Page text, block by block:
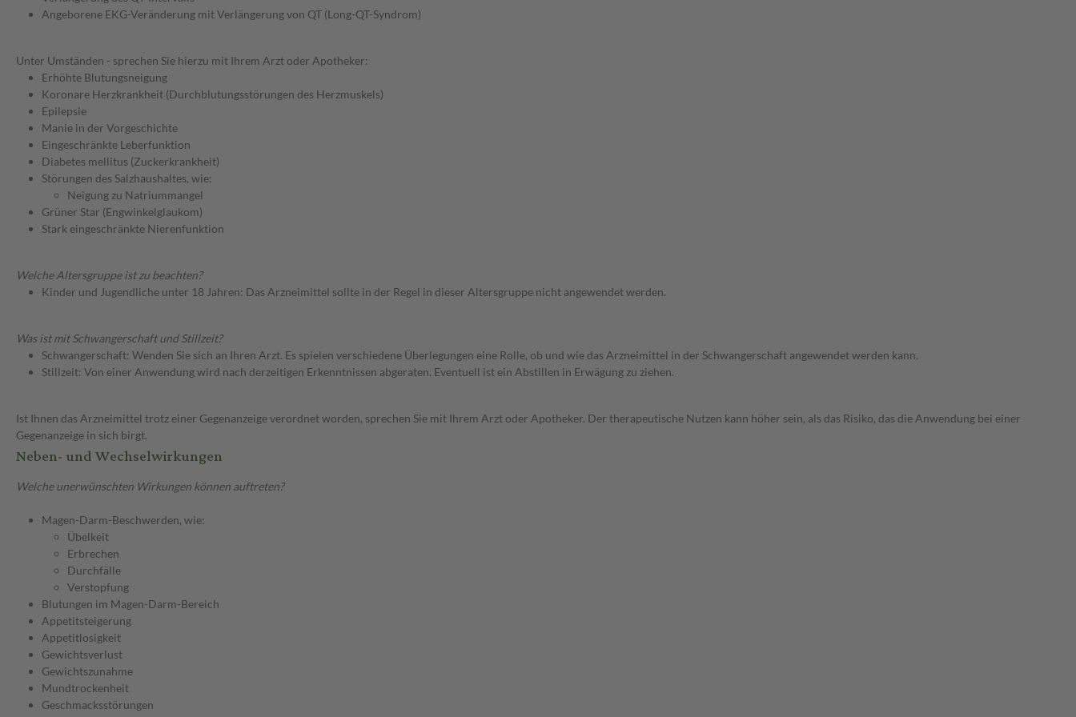
Angeborene EKG-Veränderung mit Verlängerung von QT (Long-QT-Syndrom)
Unter Umständen - sprechen Sie hierzu mit Ihrem Arzt oder Apotheker:
Erhöhte Blutungsneigung
Koronare Herzkrankheit (Durchblutungsstörungen des Herzmuskels)
Epilepsie
Manie in der Vorgeschichte
Eingeschränkte Leberfunktion
Diabetes mellitus (Zuckerkrankheit)
Störungen des Salzhaushaltes, wie:
Neigung zu Natriummangel
Grüner Star (Engwinkelglaukom)
Stark eingeschränkte Nierenfunktion
Welche Altersgruppe ist zu beachten?
Kinder und Jugendliche unter 18 Jahren: Das Arzneimittel sollte in der Regel in dieser Altersgruppe nicht angewendet werden.
Was ist mit Schwangerschaft und Stillzeit?
Schwangerschaft: Wenden Sie sich an Ihren Arzt. Es spielen verschiedene Überlegungen eine Rolle, ob und wie das Arzneimittel in der Schwangerschaft angewendet werden kann.
Stillzeit: Von einer Anwendung wird nach derzeitigen Erkenntnissen abgeraten. Eventuell ist ein Abstillen in Erwägung zu ziehen.
Ist Ihnen das Arzneimittel trotz einer Gegenanzeige verordnet worden, sprechen Sie mit Ihrem Arzt oder Apotheker. Der therapeutische Nutzen kann höher sein, als das Risiko, das die Anwendung bei einer
Gegenanzeige in sich birgt.
Neben- und Wechselwirkungen
Welche unerwünschten Wirkungen können auftreten?
Magen-Darm-Beschwerden, wie:
Übelkeit
Erbrechen
Durchfälle
Verstopfung
Blutungen im Magen-Darm-Bereich
Appetitsteigerung
Appetitlosigkeit
Gewichtsverlust
Gewichtszunahme
Mundtrockenheit
Geschmacksstörungen